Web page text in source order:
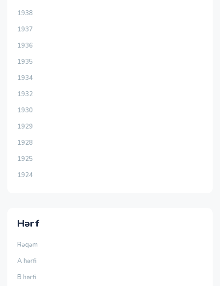
1938
1937
1936
1935
1934
1932
1930
1929
1928
1925
1924
Hərf
Rəqəm
A hərfi
B hərfi